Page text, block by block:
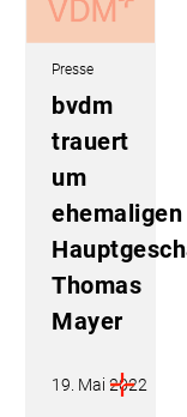
Presse
bvdm
trauert
um
ehemaligen
Thomas
Mayer
19. Mai 2022